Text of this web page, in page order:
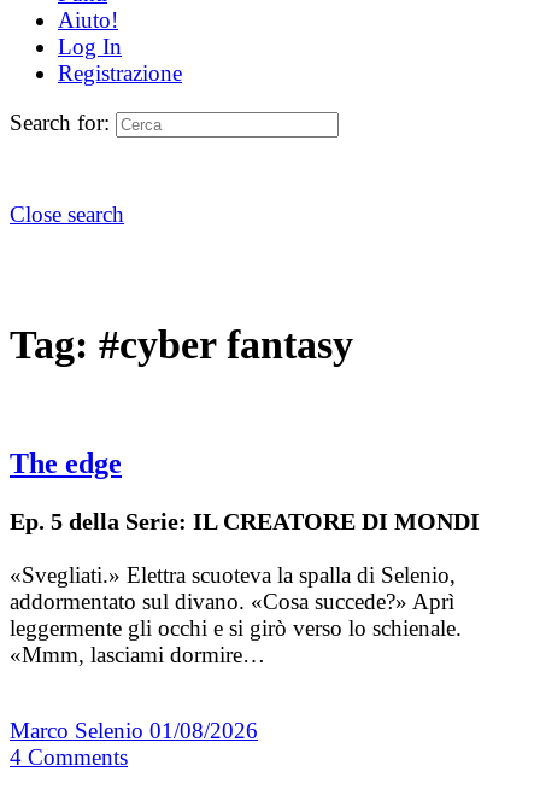
Aiuto!
Log In
Registrazione
Search for:
Close search
Tag: #cyber fantasy
The edge
Ep. 5 della Serie: IL CREATORE DI MONDI
«Svegliati.» Elettra scuoteva la spalla di Selenio,
addormentato sul divano. «Cosa succede?» Aprì
leggermente gli occhi e si girò verso lo schienale.
«Mmm, lasciami dormire…
Marco Selenio 01/08/2026
4 Comments